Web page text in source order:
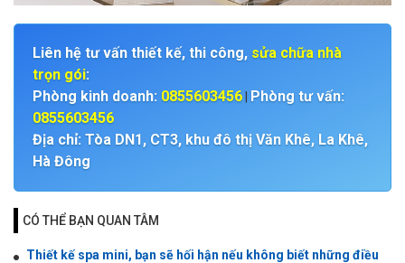
Liên hệ tư vấn thiết kế, thi công, sửa chữa nhà
trọn gói:
Phòng kinh doanh: 0855603456| Phòng tư vấn:
0855603456
Địa chỉ: Tòa DN1, CT3, khu đô thị Văn Khê, La Khê,
Hà Đông
CÓ THỂ BẠN QUAN TÂM
Thiết kế spa mini, bạn sẽ hối hận nếu không biết những điều